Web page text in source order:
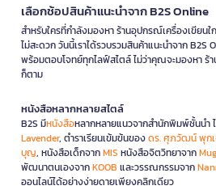
เลือกช้อปสินค้าแนะนำจาก B2S Online
สำหรับใครที่กำลังมองหา ร้านอุปกรณ์เครื่องเขียน
ไม่สะดวก วันนี้เราได้รวบรวมสินค้าแนะนำจาก
พร้อมตอบโจทย์ทุกไลฟ์สไตล์ ไม่ว่าคุณจะมองหา ร้
ก็ตาม
หนังสือหลากหลายสไตล์
B2S มีหนังสือหลากหลายแนวจากสำนักพิมพ์ชั้นนำ
Lavender, ตำราเรียนเข้มข้นของดร. ศุภวัฒน์ พุก
บุญ, หนังสือเด็กจากMIS หนังสือจิตวิทยาจาก
พัฒนาตนเองจากKOOB และวรรณกรรมจาก
ออนไลน์ได้อย่างง่ายดายเพียงคลิกเดียว